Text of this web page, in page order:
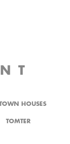
HOUSES
TOMTER